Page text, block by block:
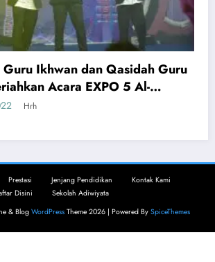
Dua Guru SDIT Al-Multazam
Qur’an oleh Ridwan Kamil.
February 1, 2022 Hrh